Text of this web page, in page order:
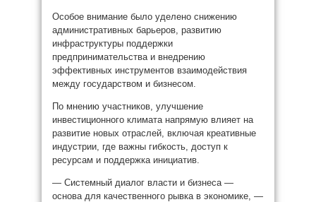
Особое внимание было уделено снижению
административных барьеров, развитию
инфраструктуры поддержки
предпринимательства и внедрению
эффективных инструментов взаимодействия
между государством и бизнесом.
По мнению участников, улучшение
инвестиционного климата напрямую влияет на
развитие новых отраслей, включая креативные
индустрии, где важны гибкость, доступ к
ресурсам и поддержка инициатив.
— Системный диалог власти и бизнеса —
основа для качественного рывка в экономике, —